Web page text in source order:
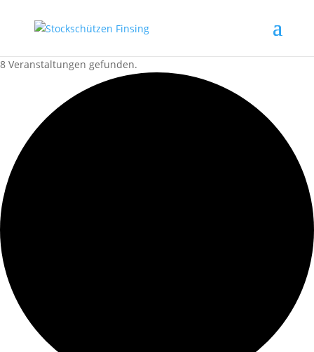
8 Veranstaltungen gefunden.